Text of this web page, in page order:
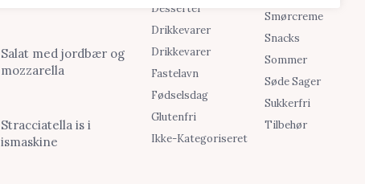
Salat med jordbær og
mozzarella
Stracciatella is i
ismaskine
Desserter
Drikkevarer
Drikkevarer
Fastelavn
Fødselsdag
Glutenfri
Ikke-Kategoriseret
Smørcreme
Snacks
Sommer
Søde Sager
Sukkerfri
Tilbehør